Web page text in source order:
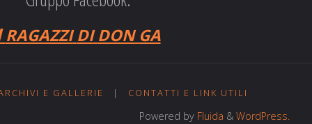
RAGAZZI DI DON GA
E GALLERIE | CONTATTI E LINK UTILI
Powered by Fluida & WordPress.